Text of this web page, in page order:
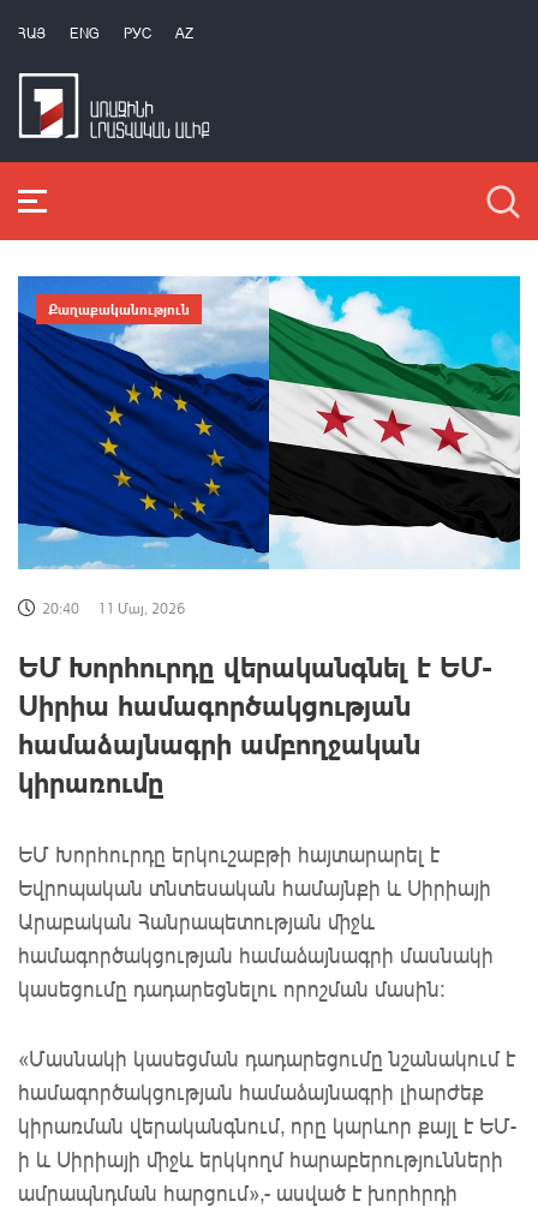
ՀԱՅ ENG РУС AZ
Քաղաքականություն
20:40 11 Մայ, 2026
ԵՄ Խորհուրդը վերականգնել է ԵՄ-
Սիրիա համագործակցության
համաձայնագրի ամբողջական
կիրառումը
ԵՄ Խորհուրդը երկուշաբթի հայտարարել է
Եվրոպական տնտեսական համայնքի և Սիրիայի
Արաբական Հանրապետության միջև
համագործակցության համաձայնագրի մասնակի
կասեցումը դադարեցնելու որոշման մասին։
«Մասնակի կասեցման դադարեցումը նշանակում է
համագործակցության համաձայնագրի լիարժեք
կիրառման վերականգնում, որը կարևոր քայլ է ԵՄ-
ի և Սիրիայի միջև երկկողմ հարաբերությունների
ամրապնդման հարցում»,- ասված է խորհրդի